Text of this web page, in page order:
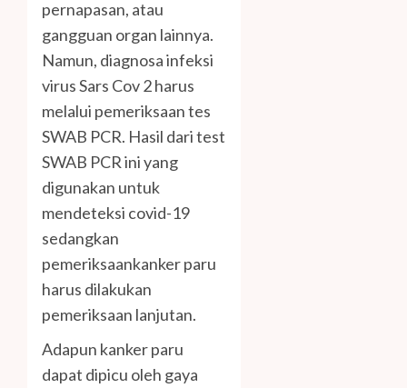
pernapasan, atau
gangguan organ lainnya.
Namun, diagnosa infeksi
virus Sars Cov 2 harus
melalui pemeriksaan tes
SWAB PCR. Hasil dari test
SWAB PCR ini yang
digunakan untuk
mendeteksi covid-19
sedangkan
pemeriksaankanker paru
harus dilakukan
pemeriksaan lanjutan.
Adapun kanker paru
dapat dipicu oleh gaya